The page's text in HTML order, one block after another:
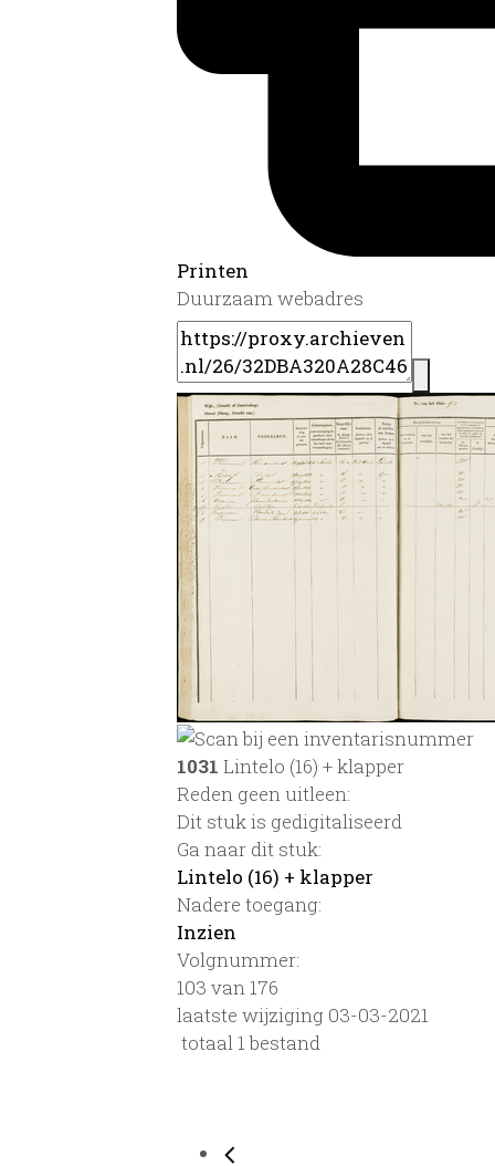
Printen
Duurzaam webadres
1031 Lintelo (16) + klapper
Reden geen uitleen:
Dit stuk is gedigitaliseerd
Ga naar dit stuk:
Lintelo (16) + klapper
Nadere toegang:
Inzien
Volgnummer:
103 van 176
laatste wijziging 03-03-2021
totaal 1 bestand